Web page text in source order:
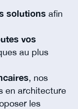
solutions afin
vos
au plus
, nos
en architecture
les